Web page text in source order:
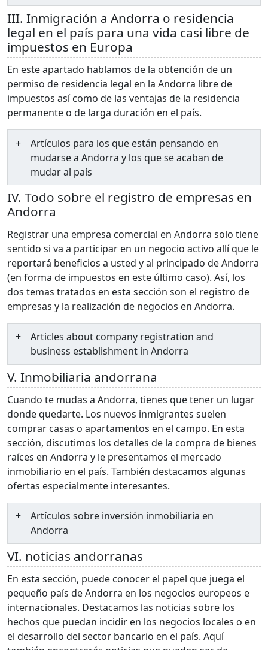
III. Inmigración a Andorra o residencia
legal en el país para una vida casi libre de
impuestos en Europa
En este apartado hablamos de la obtención de un
permiso de residencia legal en la Andorra libre de
impuestos así como de las ventajas de la residencia
permanente o de larga duración en el país.
Artículos para los que están pensando en
mudarse a Andorra y los que se acaban de
mudar al país
IV. Todo sobre el registro de empresas en
Andorra
Registrar una empresa comercial en Andorra solo tiene
sentido si va a participar en un negocio activo allí que le
reportará beneficios a usted y al principado de Andorra
(en forma de impuestos en este último caso). Así, los
dos temas tratados en esta sección son el registro de
empresas y la realización de negocios en Andorra.
Articles about company registration and
business establishment in Andorra
V. Inmobiliaria andorrana
Cuando te mudas a Andorra, tienes que tener un lugar
donde quedarte. Los nuevos inmigrantes suelen
comprar casas o apartamentos en el campo. En esta
sección, discutimos los detalles de la compra de bienes
raíces en Andorra y le presentamos el mercado
inmobiliario en el país. También destacamos algunas
ofertas especialmente interesantes.
Artículos sobre inversión inmobiliaria en
Andorra
VI. noticias andorranas
En esta sección, puede conocer el papel que juega el
pequeño país de Andorra en los negocios europeos e
internacionales. Destacamos las noticias sobre los
hechos que puedan incidir en los negocios locales o en
el desarrollo del sector bancario en el país. Aquí